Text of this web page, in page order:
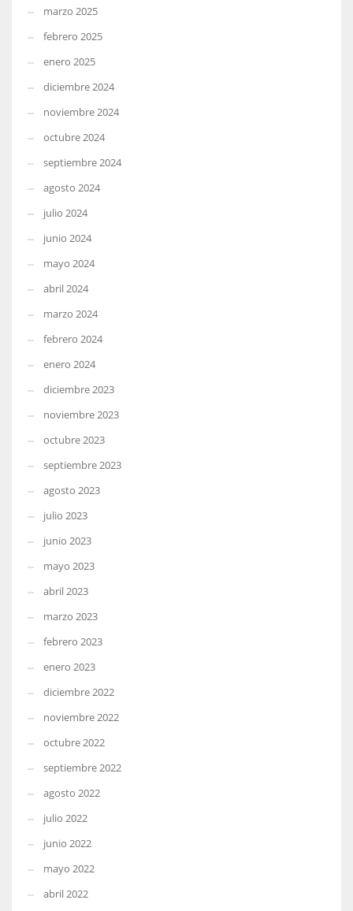
marzo 2025
febrero 2025
enero 2025
diciembre 2024
noviembre 2024
octubre 2024
septiembre 2024
agosto 2024
julio 2024
junio 2024
mayo 2024
abril 2024
marzo 2024
febrero 2024
enero 2024
diciembre 2023
noviembre 2023
octubre 2023
septiembre 2023
agosto 2023
julio 2023
junio 2023
mayo 2023
abril 2023
marzo 2023
febrero 2023
enero 2023
diciembre 2022
noviembre 2022
octubre 2022
septiembre 2022
agosto 2022
julio 2022
junio 2022
mayo 2022
abril 2022